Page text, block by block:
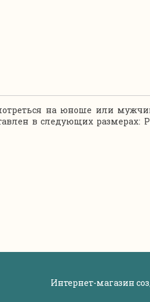
на юноше или
в следующих размерах:
Интернет-магазин